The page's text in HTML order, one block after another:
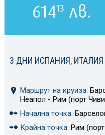
3 ДНИ ИСПАНИЯ, ИТАЛИЯ
Маршрут на круиза:
Неапол - Рим (порт
Начална точка:
Крайна точка: Рим
61413 лв.